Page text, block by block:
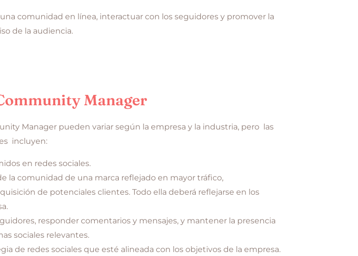
comunidad en línea, interactuar con los seguidores y promover la
de la audiencia.
Manager
Manager pueden variar según la empresa y la industria, pero las
incluyen:
en redes sociales.
la comunidad de una marca reflejado en mayor tráfico,
de potenciales clientes. Todo ella deberá reflejarse en los
responder comentarios y mensajes, y mantener la presencia
sociales relevantes.
de redes sociales que esté alineada con los objetivos de la empresa.